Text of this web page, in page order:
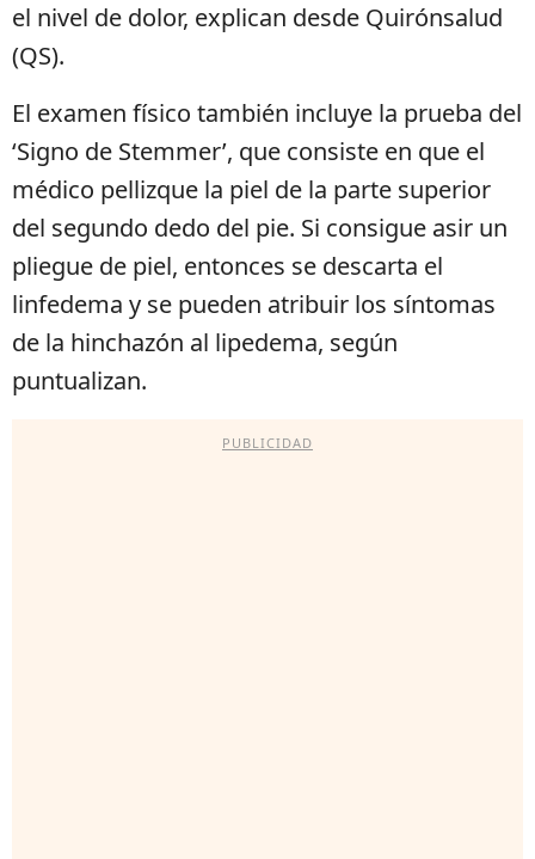
el nivel de dolor, explican desde Quirónsalud
(QS).
El examen físico también incluye la prueba del
‘Signo de Stemmer’, que consiste en que el
médico pellizque la piel de la parte superior
del segundo dedo del pie. Si consigue asir un
pliegue de piel, entonces se descarta el
linfedema y se pueden atribuir los síntomas
de la hinchazón al lipedema, según
puntualizan.
PUBLICIDAD